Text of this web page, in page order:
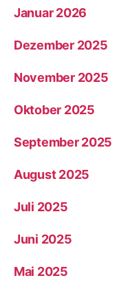
Januar 2026
Dezember 2025
November 2025
Oktober 2025
September 2025
August 2025
Juli 2025
Juni 2025
Mai 2025